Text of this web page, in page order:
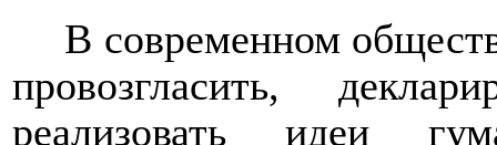
В современном
провозгласить,
реализовать идеи